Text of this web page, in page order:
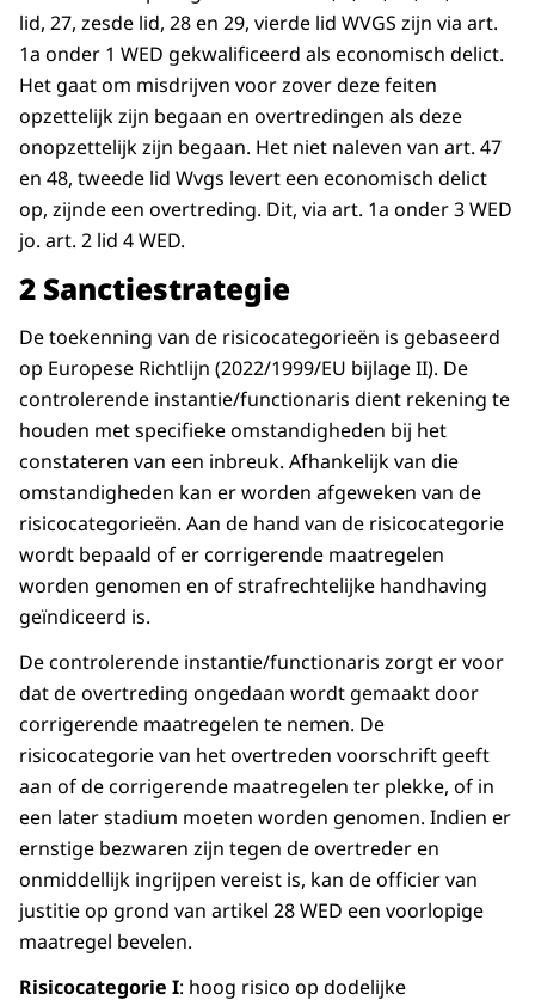
lid, 27, zesde lid, 28 en 29, vierde lid WVGS zijn via art.
1a onder 1 WED gekwalificeerd als economisch delict.
Het gaat om misdrijven voor zover deze feiten
opzettelijk zijn begaan en overtredingen als deze
onopzettelijk zijn begaan. Het niet naleven van art. 47
en 48, tweede lid Wvgs levert een economisch delict
op, zijnde een overtreding. Dit, via art. 1a onder 3 WED
jo. art. 2 lid 4 WED.
2 Sanctiestrategie
De toekenning van de risicocategorieën is gebaseerd
op Europese Richtlijn (2022/1999/EU bijlage II). De
controlerende instantie/functionaris dient rekening te
houden met specifieke omstandigheden bij het
constateren van een inbreuk. Afhankelijk van die
omstandigheden kan er worden afgeweken van de
risicocategorieën. Aan de hand van de risicocategorie
wordt bepaald of er corrigerende maatregelen
worden genomen en of strafrechtelijke handhaving
geïndiceerd is.
De controlerende instantie/functionaris zorgt er voor
dat de overtreding ongedaan wordt gemaakt door
corrigerende maatregelen te nemen. De
risicocategorie van het overtreden voorschrift geeft
aan of de corrigerende maatregelen ter plekke, of in
een later stadium moeten worden genomen. Indien er
ernstige bezwaren zijn tegen de overtreder en
onmiddellijk ingrijpen vereist is, kan de officier van
justitie op grond van artikel 28 WED een voorlopige
maatregel bevelen.
Risicocategorie I: hoog risico op dodelijke